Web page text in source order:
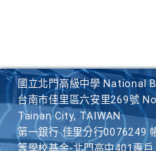
國立北門高級中學 National
台南市佳里區六安里269號
Tainan City, TAIWAN
第一銀行 佳里分行0076249
等學校基金-北門高中401專